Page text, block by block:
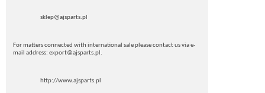
sklep@ajsparts.pl
For matters connected with international sale please contact us via e-
mail address: export@ajsparts.pl.
http://www.ajsparts.pl